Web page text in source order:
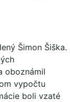
Šimon Šiška.
oboznámil
vypočtu
boli vzaté